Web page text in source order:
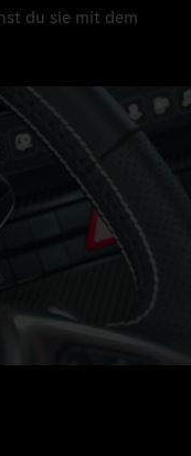
du sie mit dem